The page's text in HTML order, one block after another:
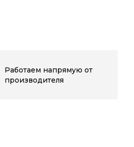
Работаем напрямую от
производителя